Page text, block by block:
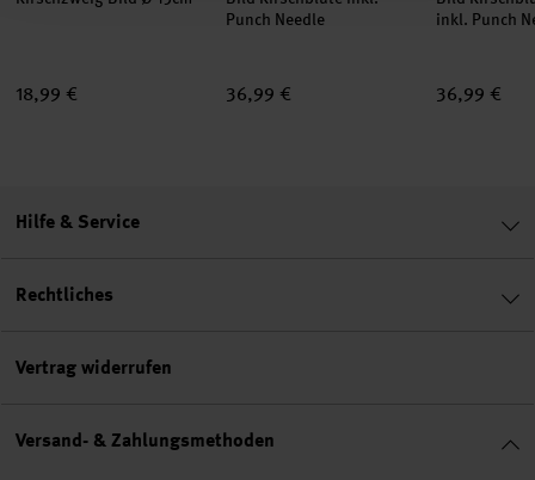
18,99 €
Punch Needle
36,99 €
inkl. Punch
36,99 €
Hilfe & Service
Rechtliches
Vertrag widerrufen
Versand- & Zahlungsmethoden